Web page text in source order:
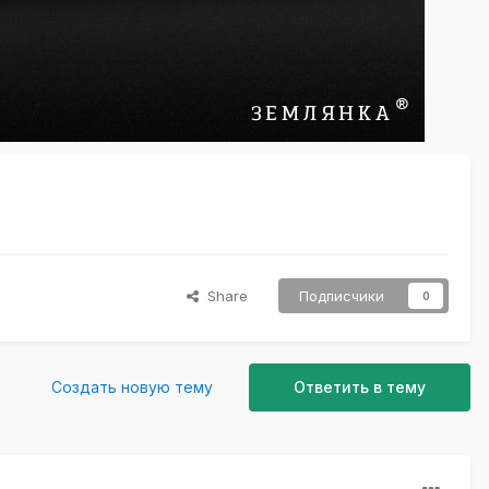
Share Подписчики 0
Ответить в тему
Создать новую тему